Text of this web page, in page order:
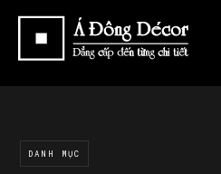
DANH MỤC